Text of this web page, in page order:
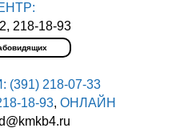
218-18-93
(391) 218-07-33
18-93, ОНЛАЙН